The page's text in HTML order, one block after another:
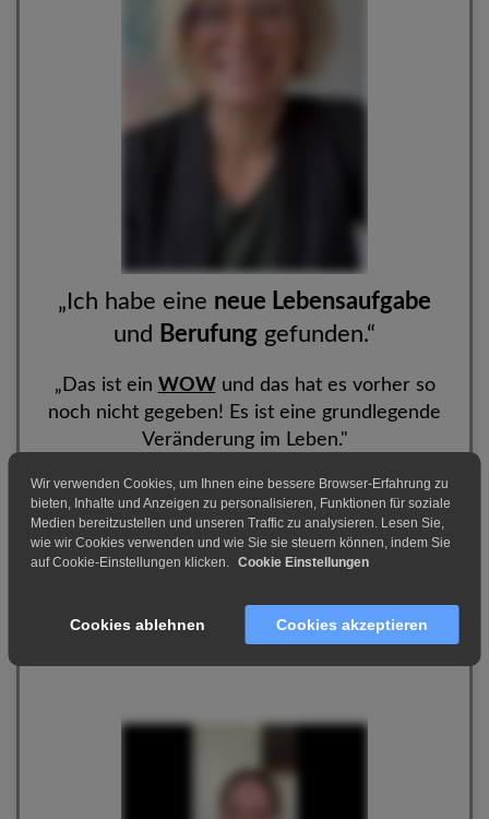
„Ich habe eine neue Lebensaufgabe
und Berufung gefunden.“
„Das ist ein WOWund das hat es vorher so
noch nicht gegeben! Es ist eine grundlegende
Veränderung im Leben."
Nina R. ⭐⭐⭐⭐⭐
Wir verwenden Cookies, um Ihnen eine bessere Browser-Erfahrung zu
bieten, Inhalte und Anzeigen zu personalisieren, Funktionen für soziale
Medien bereitzustellen und unseren Traffic zu analysieren. Lesen Sie,
wie wir Cookies verwenden und wie Sie sie steuern können, indem Sie
auf Cookie-Einstellungen klicken.
Cookie Einstellungen
Cookies ablehnen Cookies akzeptieren